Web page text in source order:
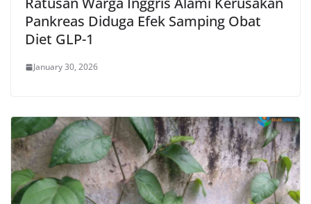
Pankreas Diduga Efek Samping Obat
Diet GLP-1
January 30, 2026